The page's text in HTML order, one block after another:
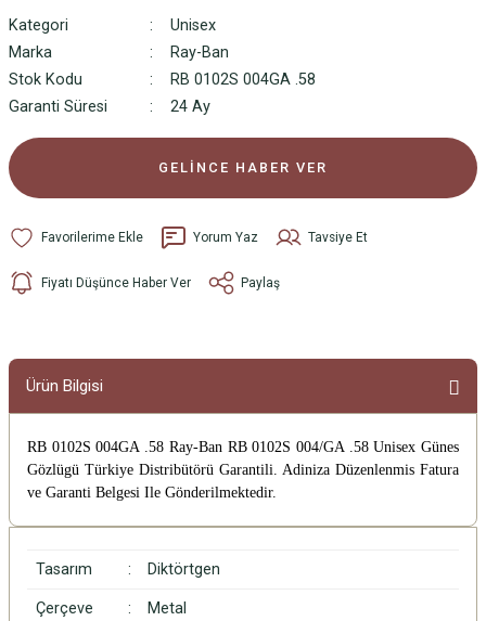
Kategori
Unisex
Marka
Ray-Ban
Stok Kodu
RB 0102S 004GA .58
Garanti Süresi
24 Ay
GELİNCE HABER VER
Yorum Yaz Tavsiye Et
Fiyatı Düşünce Haber Ver Paylaş
Ürün Bilgisi
RB 0102S 004GA .58 Ray-Ban RB 0102S 004/GA .58 Unisex Günes
Gözlügü Türkiye Distribütörü Garantili. Adiniza Düzenlenmis Fatura
ve Garanti Belgesi Ile Gönderilmektedir.
Tasarım : Diktörtgen
Çerçeve
: Metal